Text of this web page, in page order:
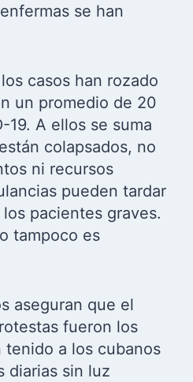
se han
casos han rozado
un promedio de 20
19. A ellos se suma
colapsados, no
ni recursos
pueden tardar
pacientes graves.
tampoco es
aseguran que el
fueron los
tenido a los cubanos
diarias sin luz